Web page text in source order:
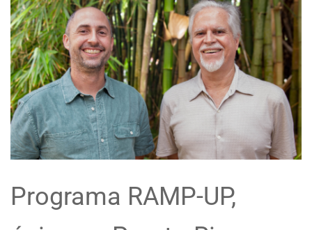
Programa RAMP-UP,